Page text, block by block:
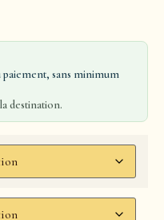
sans minimum
destination.